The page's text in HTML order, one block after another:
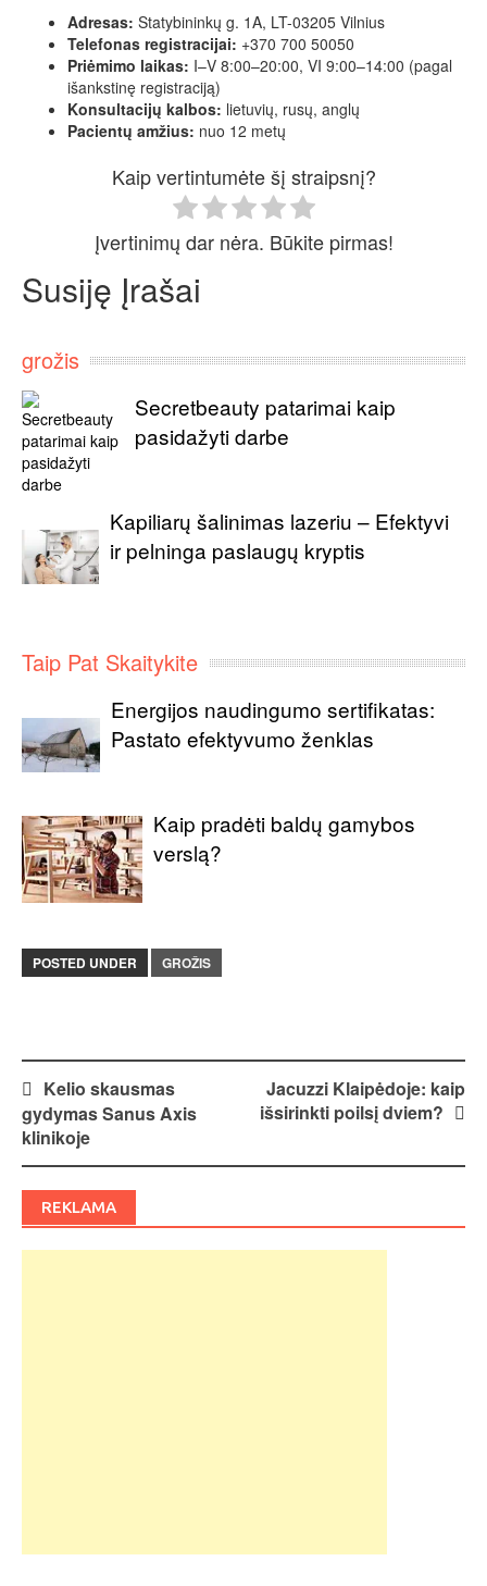
Adresas: Statybininkų g. 1A, LT-03205 Vilnius
Telefonas registracijai: +370 700 50050
Priėmimo laikas: I–V 8:00–20:00, VI 9:00–14:00 (pagal
išankstinę registraciją)
Konsultacijų kalbos: lietuvių, rusų, anglų
Pacientų amžius: nuo 12 metų
Kaip vertintumėte šį straipsnį?
Įvertinimų dar nėra. Būkite pirmas!
Susiję Įrašai
grožis
Secretbeauty patarimai kaip
pasidažyti darbe
Kapiliarų šalinimas lazeriu – Efektyvi
ir pelninga paslaugų kryptis
Taip Pat Skaitykite
Energijos naudingumo sertifikatas:
Pastato efektyvumo ženklas
Kaip pradėti baldų gamybos
verslą?
POSTED UNDER GROŽIS
Post
navigation
Kelio skausmas
gydymas Sanus Axis
klinikoje
Jacuzzi Klaipėdoje: kaip
išsirinkti poilsį dviem?
REKLAMA